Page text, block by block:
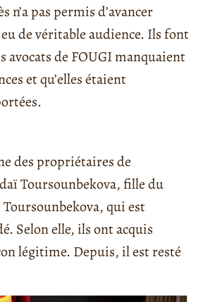
pas permis d’avancer
eu de véritable audience. Ils font
avocats de FOUGI manquaient
et qu’elles étaient
des propriétaires de
Toursounbekova, fille du
qui est
Selon elle, ils ont acquis
légitime. Depuis, il est resté